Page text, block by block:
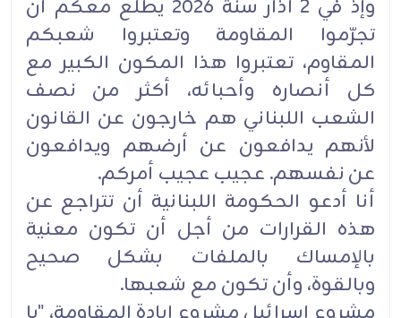
وإذ في 2 آذار سنة ٢٠٢٦ يطلع معكم أن
تجرّموا المقاومة وتعتبروا شعبكم
المقاوم، تعتبروا هذا المكون الكبير مع
كل أنصاره وأحبائه، أكثر من نصف
الشعب اللبناني هم خارجون عن القانون
لأنهم يدافعون عن أرضهم ويدافعون
عن نفسهم. عجيب عجيب أمركم.
أنا أدعو الحكومة اللبنانية أن تتراجع عن
هذه القرارات من أجل أن تكون معنية
بالإمساك بالملفات بشكل صحيح
وبالقوة، وأن تكون مع شعبها.